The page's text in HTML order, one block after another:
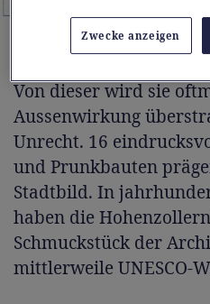
Von dieser wird sie
Aussenwirkung
Unrecht. 16
und Prunkbauten
Stadtbild. In
haben die
Schmuckstück der
mittlerweile UNESCO-
Zwecke anzeigen